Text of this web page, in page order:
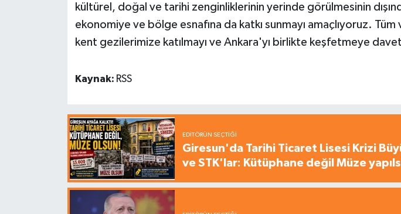
kültürel, doğal ve tarihi zenginliklerinin yerinde görülmesinin
ekonomiye ve bölge esnafına da katkı sunmayı amaçlıyoruz. Tüm
kent gezilerimize katılmayı ve Ankara'yı birlikte keşfetmeye
Kaynak: RSS
EDITÖRÜN SEÇTIĞI
Giresun'da Tarihi Ticaret Lisesi Krizi
ve STK'lar: Kütüphane değil Müze